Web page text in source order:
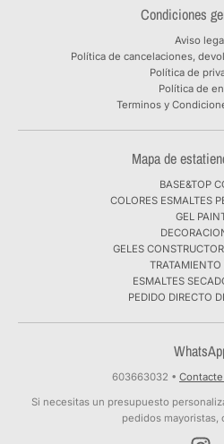
Condiciones
Aviso
Política de cancelaciones,
Política de
Política de
Terminos y
Mapa de
BASE&TOP
COLORES ESMALTES
GEL
GELES
TRATAMIENTO
ESMALTES
PEDIDO DIRECTO
603663032 •
Si necesitas un presupuesto
pedidos mayoristas,